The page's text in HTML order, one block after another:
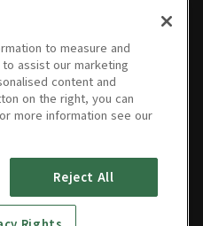
142회
139회 138회 137회
to measure and
assist our marketing
content and
on the right, you can
more information see our
Reject All